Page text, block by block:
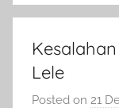
Lele
Posted on 21